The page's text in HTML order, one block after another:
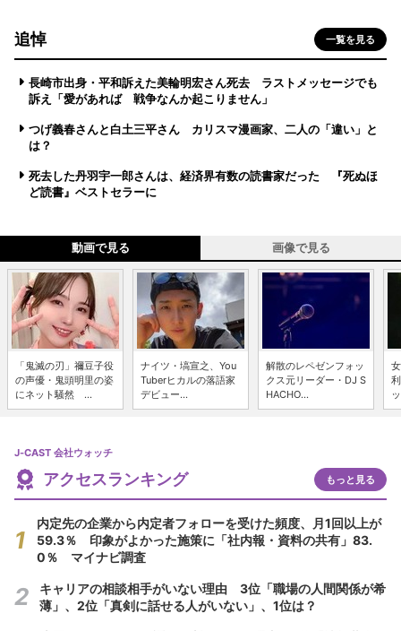
追悼 一覧を見る
長崎市出身・平和訴えた美輪明宏さん死去 ラストメッセージでも
訴え「愛があれば 戦争なんか起こりません」
つげ義春さんと白土三平さん カリスマ漫画家、二人の「違い」と
は？
死去した丹羽宇一郎さんは、経済界有数の読書家だった 『死ぬほ
ど読書』ベストセラーに
動画で見る 画像で見る
「鬼滅の刃」禰豆子役
の声優・鬼頭明里の姿
にネット騒然 ...
ナイツ・塙宣之、You
Tuberヒカルの落語家
デビュー...
解散のレペゼンフォッ
クス元リーダー・DJ S
HACHO...
J-CAST 会社ウォッチ
アクセスランキング もっと見る
内定先の企業から内定者フォローを受けた頻度、月1回以上が
59.3％ 印象がよかった施策に「社内報・資料の共有」83.
0％ マイナビ調査
キャリアの相談相手がいない理由 3位「職場の人間関係が希
薄」、2位「真剣に話せる人がいない」、1位は？